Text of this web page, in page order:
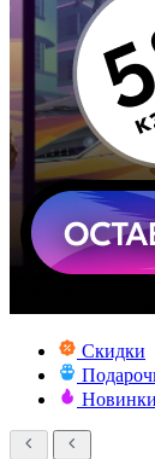
Скидки
Новинки